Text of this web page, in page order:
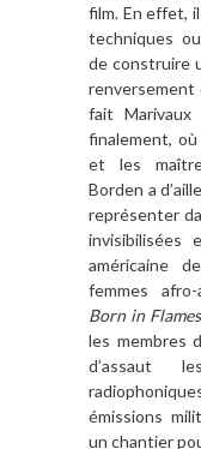
film. En effet,
techniques
de construire
renversement
fait Marivaux
finalement,
et les
Borden a
représenter
invisibilisées
américaine
femmes
Born in Flames
les membres
d’assaut
émissions
un chantier